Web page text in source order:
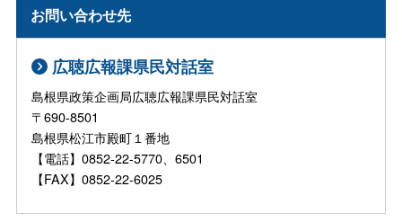
お問い合わせ先
広聴広報課県民対話室
島根県政策企画局広聴広報課県民対話室
〒690-8501
島根県松江市殿町１番地
【電話】0852-22-5770、6501
【FAX】0852-22-6025